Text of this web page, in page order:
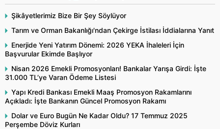
Şikâyetlerimiz Bize Bir Şey Söylüyor
Tarım ve Orman Bakanlığı'ndan Çekirge İstilası İddialarına Yanıt
Enerjide Yeni Yatırım Dönemi: 2026 YEKA İhaleleri İçin
Başvurular Ekimde Başlıyor
Nisan 2026 Emekli Promosyonları! Bankalar Yarışa Girdi: İşte
31.000 TL’ye Varan Ödeme Listesi
Yapı Kredi Bankası Emekli Maaş Promosyon Rakamlarını
Açıkladı: İşte Bankanın Güncel Promosyon Rakamı
Dolar ve Euro Bugün Ne Kadar Oldu? 17 Temmuz 2025
Perşembe Döviz Kurları